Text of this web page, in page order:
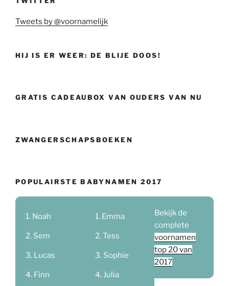
Tweets by @voornamelijk
HIJ IS ER WEER: DE BLIJE DOOS!
GRATIS CADEAUBOX VAN OUDERS VAN NU
ZWANGERSCHAPSBOEKEN
POPULAIRSTE BABYNAMEN 2017
Noah
Sem
Lucas
Finn
Emma
Tess
Sophie
Julia
Bekijk de
complete
voornamen
top 20 van
2017